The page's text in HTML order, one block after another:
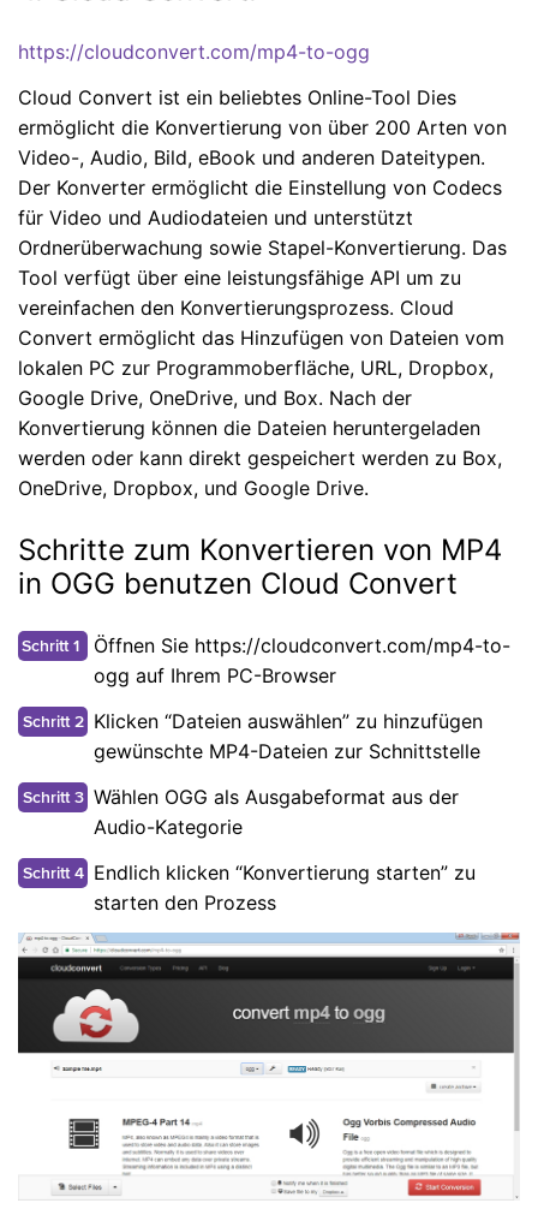
https://cloudconvert.com/mp4-to-ogg
Cloud Convert ist ein beliebtes Online-Tool Dies
ermöglicht die Konvertierung von über 200 Arten von
Video-, Audio, Bild, eBook und anderen Dateitypen.
Der Konverter ermöglicht die Einstellung von Codecs
für Video und Audiodateien und unterstützt
Ordnerüberwachung sowie Stapel-Konvertierung. Das
Tool verfügt über eine leistungsfähige API um zu
vereinfachen den Konvertierungsprozess. Cloud
Convert ermöglicht das Hinzufügen von Dateien vom
lokalen PC zur Programmoberfläche, URL, Dropbox,
Google Drive, OneDrive, und Box. Nach der
Konvertierung können die Dateien heruntergeladen
werden oder kann direkt gespeichert werden zu Box,
OneDrive, Dropbox, und Google Drive.
Schritte zum Konvertieren von MP4
in OGG benutzen Cloud Convert
Schritt 1
Öffnen Sie https://cloudconvert.com/mp4-to-
ogg auf Ihrem PC-Browser
Schritt 2 Klicken “Dateien auswählen” zu hinzufügen
gewünschte MP4-Dateien zur Schnittstelle
Schritt 3 Wählen OGG als Ausgabeformat aus der
Audio-Kategorie
Schritt 4 Endlich klicken “Konvertierung starten” zu
starten den Prozess